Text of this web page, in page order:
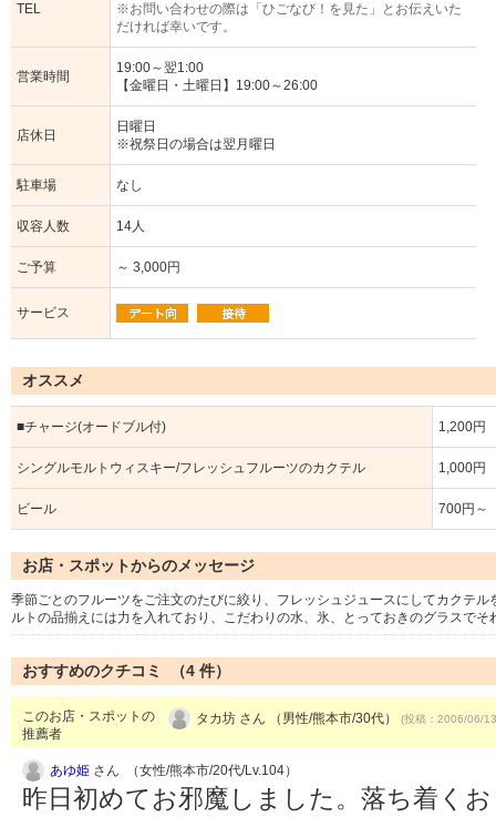
TEL
※お問い合わせの際は「ひごなび！を見た」とお伝えいた
だければ幸いです。
営業時間
19:00～翌1:00
【金曜日・土曜日】19:00～26:00
店休日
日曜日
※祝祭日の場合は翌月曜日
駐車場 なし
収容人数 14人
ご予算 ～ 3,000円
サービス
オススメ
■チャージ(オードブル付) 1,200円
シングルモルトウィスキー/フレッシュフルーツのカクテル 1,000円
ビール 700円～
お店・スポットからのメッセージ
季節ごとのフルーツをご注文のたびに絞り、フレッシュジュースにしてカクテ
ルトの品揃えには力を入れており、こだわりの水、氷、とっておきのグラスで
おすすめのクチコミ （4 件）
このお店・スポットの
推薦者
タカ坊 さん （男性/熊本市/30代） (投稿：2006/06/
あゆ姫 さん （女性/熊本市/20代/Lv.104）
昨日初めてお邪魔しました。落ち着く